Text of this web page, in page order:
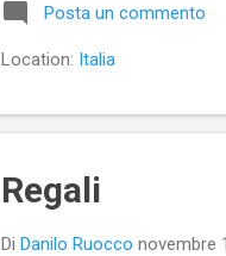
propri lettori, piuttosto che
Posta un commento
Location: Italia
Regali
Di Danilo Ruocco novembre